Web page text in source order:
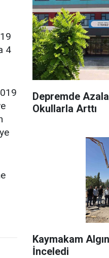
4
Depremde
Okullarla Arttı
Kaymakam
İnceledi